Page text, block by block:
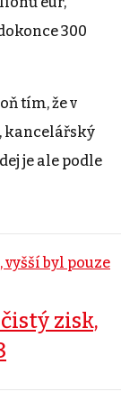
300
tím, že v
kancelářský
je ale podle
zisk,